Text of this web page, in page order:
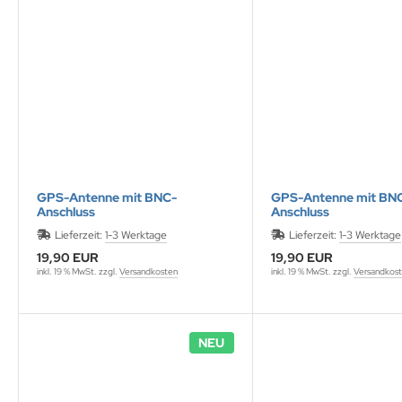
GPS-Antenne mit BNC-
Anschluss
Lieferzeit: 1-3 Werktage
19,90 EUR
inkl. 19 % MwSt. zzgl. Versandkosten
GPS-Antenne mit
Anschluss
Lieferzeit: 1-3 Werktage
19,90 EUR
inkl. 19 % MwSt. zzgl.
NEU